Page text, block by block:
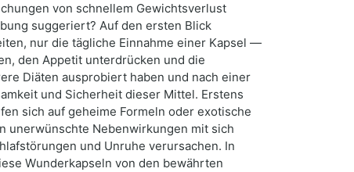
von schnellem Gewichtsverlust
suggeriert? Auf den ersten Blick
nur die tägliche Einnahme einer Kapsel —
den Appetit unterdrücken und die
Diäten ausprobiert haben und nach einer
und Sicherheit dieser Mittel. Erstens
sich auf geheime Formeln oder exotische
unerwünschte Nebenwirkungen mit sich
und Unruhe verursachen. In
Wunderkapseln von den bewährten